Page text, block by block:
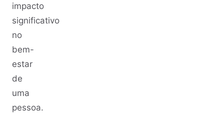
impacto
significativo
no
bem-
estar
de
uma
pessoa.